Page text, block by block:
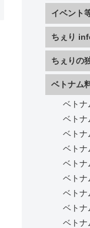
イベント
ちぇり
ちぇりの
ベトナム
ベトナ
ベトナ
ベトナ
ベトナ
ベトナ
ベトナ
ベトナ
ベトナ
ベトナ